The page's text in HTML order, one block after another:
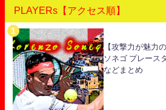
PLAYERs【アクセス順】
【攻撃力が魅力
ソネゴ プレース
などまとめ